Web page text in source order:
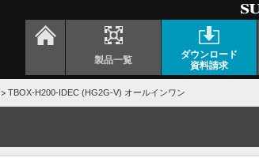
製品一覧
ダウンロード
資料請求
TBOX-H200-IDEC (HG2G-V) オールインワン